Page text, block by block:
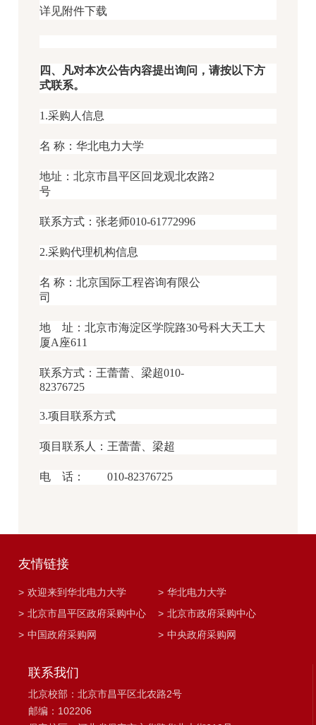
详见附件下载
四、凡对本次公告内容提出询问，请按以下方
式联系。
1.采购人信息
名 称：华北电力大学
地址：北京市昌平区回龙观北农路2
号
联系方式：张老师010-61772996
2.采购代理机构信息
名 称：北京国际工程咨询有限公
司
地 址：北京市海淀区学院路30号科大天工大
厦A座611
联系方式：王蕾蕾、梁超010-
82376725
3.项目联系方式
项目联系人：王蕾蕾、梁超
电 话： 010-82376725
友情链接
> 欢迎来到华北电力大学 > 华北电力大学
> 北京市昌平区政府采购中心 > 北京市政府采购中心
> 中国政府采购网 > 中央政府采购网
联系我们
北京校部：北京市昌平区北农路2号
邮编：102206